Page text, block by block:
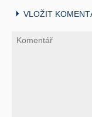
VLOŽIT